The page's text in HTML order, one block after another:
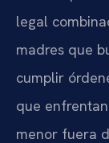
legal
madres que
cumplir
que
menor fuera